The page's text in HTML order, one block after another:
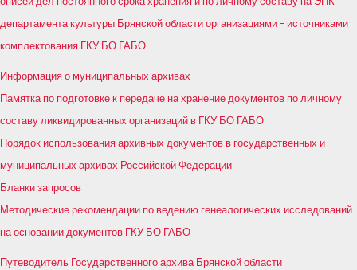
департамента культуры Брянской области организациями – источниками
комплектования ГКУ БО ГАБО
Информация о муниципальных архивах
Памятка по подготовке к передаче на хранение документов по личному
составу ликвидированных организаций в ГКУ БО ГАБО
Порядок использования архивных документов в государственных и
муниципальных архивах Российской Федерации
Бланки запросов
Методические рекомендации по ведению генеалогических исследований
на основании документов ГКУ БО ГАБО
Путеводитель Государственного архива Брянской области